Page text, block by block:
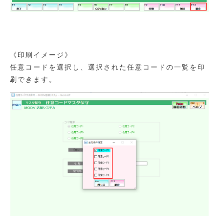
《印刷イメージ》
任意コードを選択し、選択された任意コードの一覧を印
刷できます。